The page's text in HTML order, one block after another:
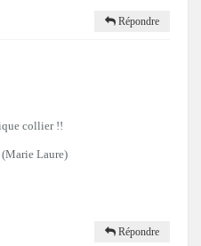
Répondre
collier !!
(Marie Laure)
Répondre